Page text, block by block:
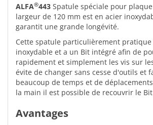
ALFA®443 Spatule spéciale pour
largeur de 120 mm est en acier
garantit une grande longévité.
Cette spatule particulièrement pratique
inoxydable et a un Bit intégré afin de
rapidement et simplement les vis sur
évite de changer sans cesse d'outils et
beaucoup de temps et de
la main il est possible de recouvrir le
Avantages